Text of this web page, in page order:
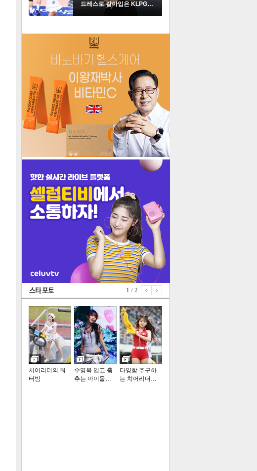
2
더보기
인기포토
드레스로 갈아입은 KLPGA …
1 / 2
치어리더의 워
터밤
수영복 입고 춤
추는 아이돌…
다양함 추구하
는 치어리더…